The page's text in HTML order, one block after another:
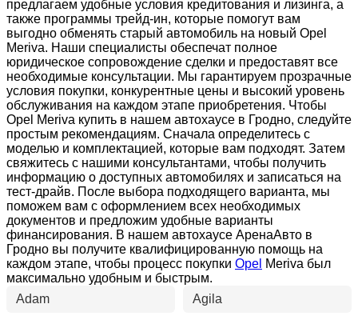
предлагаем удобные условия кредитования и лизинга, а
также программы трейд-ин, которые помогут вам
выгодно обменять старый автомобиль на новый Opel
Meriva. Наши специалисты обеспечат полное
юридическое сопровождение сделки и предоставят все
необходимые консультации. Мы гарантируем прозрачные
условия покупки, конкурентные цены и высокий уровень
обслуживания на каждом этапе приобретения. Чтобы
Opel Meriva купить в нашем автохаусе в Гродно, следуйте
простым рекомендациям. Сначала определитесь с
моделью и комплектацией, которые вам подходят. Затем
свяжитесь с нашими консультантами, чтобы получить
информацию о доступных автомобилях и записаться на
тест-драйв. После выбора подходящего варианта, мы
поможем вам с оформлением всех необходимых
документов и предложим удобные варианты
финансирования. В нашем автохаусе АренаАвто в
Гродно вы получите квалифицированную помощь на
каждом этапе, чтобы процесс покупки Opel Meriva был
максимально удобным и быстрым.
Adam
Agila